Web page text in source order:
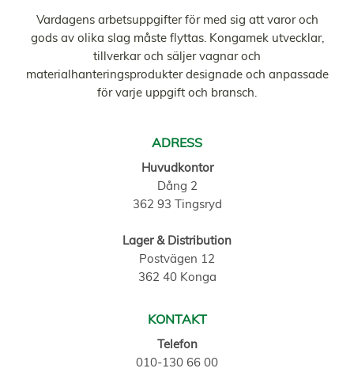
Vardagens arbetsuppgifter för med sig att varor och
gods av olika slag måste flyttas. Kongamek utvecklar,
tillverkar och säljer vagnar och
materialhanteringsprodukter designade och anpassade
för varje uppgift och bransch.
ADRESS
Huvudkontor
Dång 2
362 93 Tingsryd
Lager & Distribution
Postvägen 12
362 40 Konga
KONTAKT
Telefon
010-130 66 00